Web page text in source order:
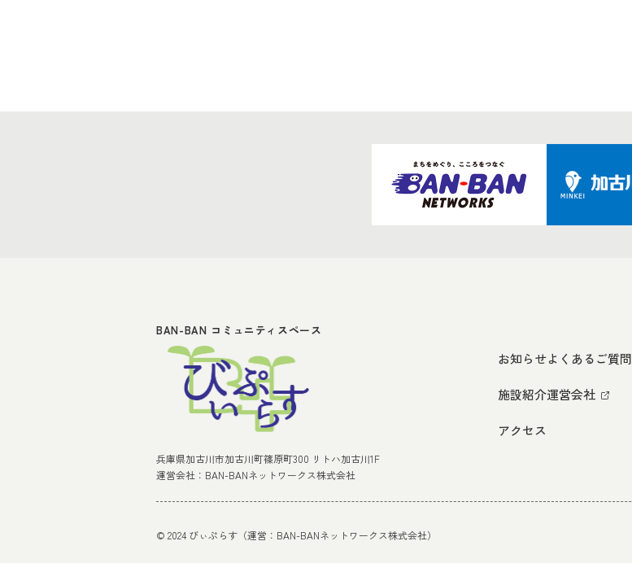
BAN-BAN コミュニティスペース
兵庫県加古川市加古川町篠原町300 リトハ加古川1F
運営会社：BAN-BANネットワークス株式会社
お知らせ
施設紹介
アクセス
よくあるご質問
運営会社
© 2024 びぃぷらす（運営：BAN-BANネットワークス株式会社）